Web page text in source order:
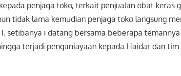
penjaga toko, terkait penjualan obat keras
tidak lama kemudian penjaga toko langsung
setibanya i datang bersama beberapa
terjadi penganiayaan kepada Haidar dan